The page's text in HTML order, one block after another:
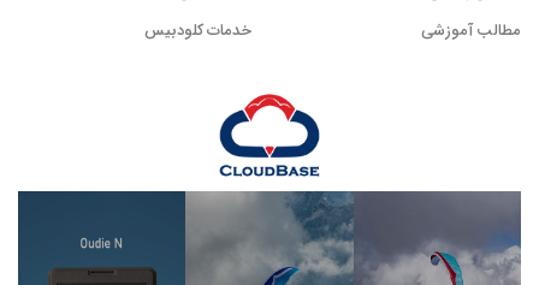
مطالب آموزشی خدمات کلودبیس